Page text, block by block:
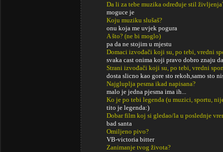
Da li za tebe muzika određuje stil
moguce je
Koju muziku slušaš?
onu koja me uvjek pogura
A što? (ne bi moglo)
pa da ne stojim u mjestu
Domaci izvođači koji su, po tebi, vredni
svaka cast onima koji pravo dobro znaju
Strani izvođači koji su, po tebi, vredni
dosta slicno kao gore sto rekoh,samo sto
Najgluplja pesma ikad napisana?
malo je jedna pjesma ima ih...
Ko je po tebi legenda (u muzici, sportu,
tito je legenda:)
Dobar film koj si gledao/la u poslednje
bad santa
Omiljeno pivo?
VB-victoria bitter
Zanimanje tvog života?